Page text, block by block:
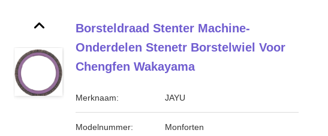
Borsteldraad Stenter Machine-
Onderdelen Stenetr Borstelwiel Voor
Chengfen Wakayama
Merknaam: JAYU
Modelnummer: Monforten